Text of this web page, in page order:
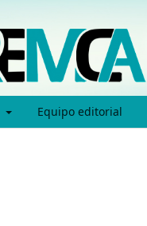
Equipo editorial